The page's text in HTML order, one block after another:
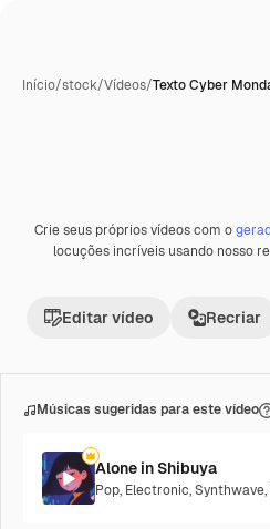
Início/stock/Vídeos/Texto Cyber
Premium
Crie seus próprios vídeos com o
locuções incríveis usando nosso
Editar vídeo Recriar
Músicas sugeridas para este vídeo
Alone in Shibuya
Pop, Electronic,Synthwave,